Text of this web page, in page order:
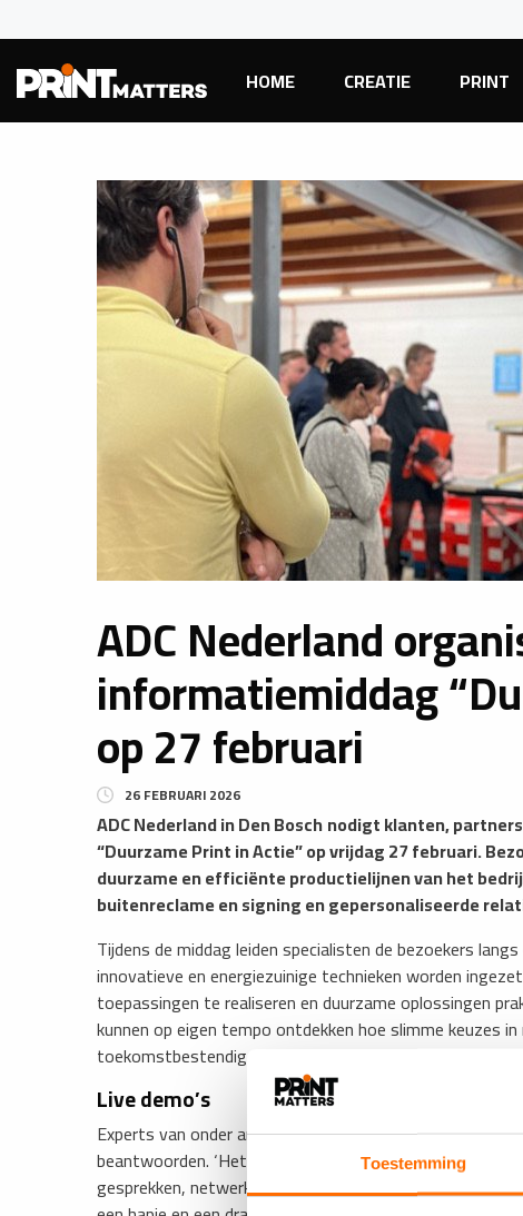
Toestemming
HOME CREATIE PRINT
ADC Nederland
informatiemiddag
op 27 februari
26 FEBRUARI 2026
​ADC Nederland in Den Boschnodigt klanten,
“Duurzame Print in Actie” op vrijdag 27 februari.
duurzame en efficiënte productielijnen van het
buitenreclame en signing en gepersonaliseerde
Tijdens de middag leiden specialisten de bezoekers
innovatieve en energiezuinige technieken worden
toepassingen te realiseren en duurzame oplossingen
kunnen op eigen tempo ontdekken hoe slimme keuzes
toekomstbestendige fysieke communicatie.’
Live demo’s
Experts van onder andere HP, Scodix en Zünd zijn
beantwoorden. ‘Het programma is laagdrempelig en
gesprekken, netwerken en het uitwisselen van ideeën